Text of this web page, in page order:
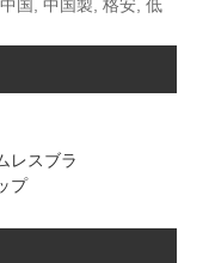
国, 中国製, 格安, 低
レスブラ
プ